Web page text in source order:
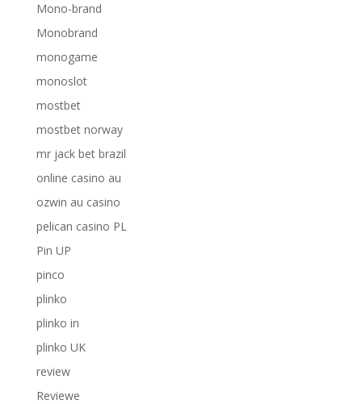
Mono-brand
Monobrand
monogame
monoslot
mostbet
mostbet norway
mr jack bet brazil
online casino au
ozwin au casino
pelican casino PL
Pin UP
pinco
plinko
plinko in
plinko UK
review
Reviewe